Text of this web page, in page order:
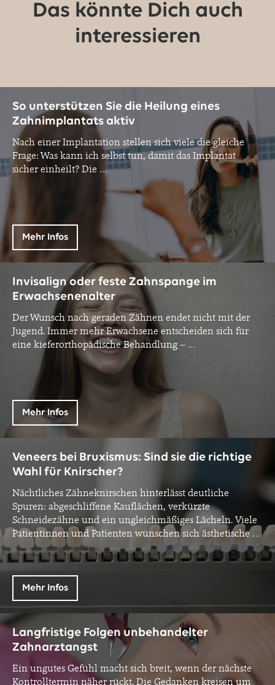
Das könnte Dich auch
interessieren
So unterstützen Sie die Heilung eines
Zahnimplantats aktiv
Nach einer Implantation stellen sich viele die gleiche
Frage: Was kann ich selbst tun, damit das Implantat
sicher einheilt? Die …
Mehr Infos
Invisalign oder feste Zahnspange im
Erwachsenenalter
Der Wunsch nach geraden Zähnen endet nicht mit der
Jugend. Immer mehr Erwachsene entscheiden sich für
eine kieferorthopädische Behandlung – …
Mehr Infos
Veneers bei Bruxismus: Sind sie die richtige
Wahl für Knirscher?
Nächtliches Zähneknirschen hinterlässt deutliche
Spuren: abgeschliffene Kauflächen, verkürzte
Schneidezähne und ein ungleichmäßiges Lächeln. Viele
Patientinnen und Patienten wünschen sich ästhetische …
Mehr Infos
Langfristige Folgen unbehandelter
Zahnarztangst
Ein ungutes Gefühl macht sich breit, wenn der nächste
Kontrolltermin näher rückt. Die Gedanken kreisen um